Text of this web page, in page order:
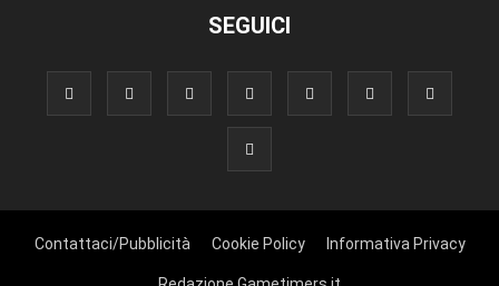
SEGUICI
Contattaci/Pubblicità Cookie Policy Informativa Privacy